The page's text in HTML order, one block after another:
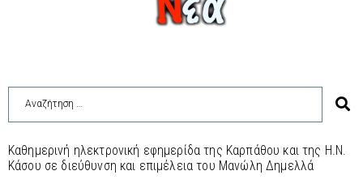
Καθημερινή ηλεκτρονική εφημερίδα της Καρπάθου και της Η.Ν.
Κάσου σε διεύθυνση και επιμέλεια του Μανώλη Δημελλά